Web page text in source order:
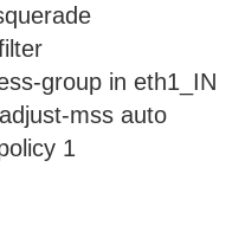
group in eth1_IN
mss auto
1